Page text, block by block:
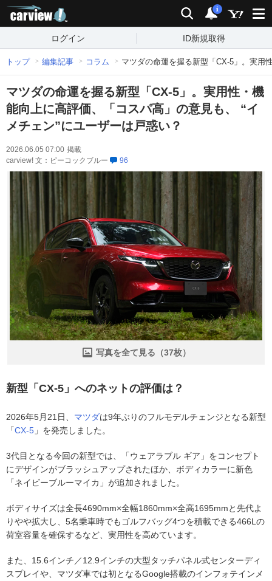
検索 通知
i
ログイン ID新規取得
トップ 編集記事 コラム マツダの命運を握る新型「CX-5」。実用
マツダの命運を握る新型「CX-5」。実用性・機
能向上に高評価、「コスパ高」の意見も、 “イ
メチェン”にユーザーは戸惑い？
2026.06.05 07:00 掲載
carview! 文：ピーコックブルー
96
写真を全て見る（37枚）
新型「CX-5」へのネットの評価は？
2026年5月21日、 マツダは9年ぶりのフルモデルチェンジとなる新型
「CX-5 」を発売しました。
3代目となる今回の新型では、「ウェアラブル ギア」をコンセプト
にデザインがブラッシュアップされたほか、ボディカラーに新色
「ネイビーブルーマイカ」が追加されました。
ボディサイズは全長4690mm×全幅1860mm×全高1695mmと先代よ
りやや拡大し、5名乗車時でもゴルフバッグ4つを積載できる466Lの
荷室容量を確保するなど、実用性を高めています。
また、15.6インチ／12.9インチの大型タッチパネル式センターディ
スプレイや、マツダ車では初となるGoogle搭載のインフォテインメ